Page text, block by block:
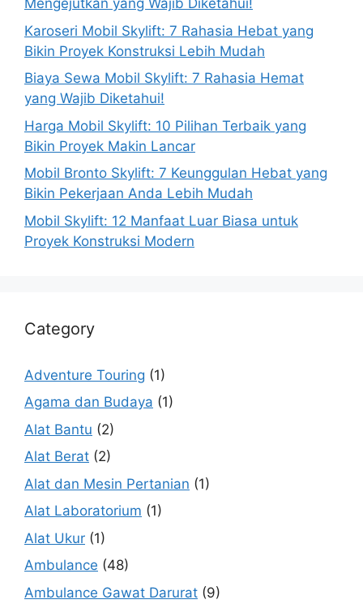
Mengejutkan yang Wajib Diketahui!
Karoseri Mobil Skylift: 7 Rahasia Hebat yang
Bikin Proyek Konstruksi Lebih Mudah
Biaya Sewa Mobil Skylift: 7 Rahasia Hemat
yang Wajib Diketahui!
Harga Mobil Skylift: 10 Pilihan Terbaik yang
Bikin Proyek Makin Lancar
Mobil Bronto Skylift: 7 Keunggulan Hebat yang
Bikin Pekerjaan Anda Lebih Mudah
Mobil Skylift: 12 Manfaat Luar Biasa untuk
Proyek Konstruksi Modern
Category
Adventure Touring (1)
Agama dan Budaya (1)
Alat Bantu (2)
Alat Berat (2)
Alat dan Mesin Pertanian (1)
Alat Laboratorium (1)
Alat Ukur (1)
Ambulance (48)
Ambulance Gawat Darurat (9)